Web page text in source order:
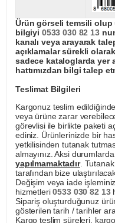
Ürün görseli temsili olup
bilgiyi 0533 030 82 13
kanalı veya arayarak
açıklamalar sürekli
sadece kataloglarda yer
hattımızdan bilgi talep
Teslimat Bilgileri
Kargonuz teslim
veya ürüne zarar
görevlisi ile birlikte paketi
ediniz. Ürünlerinizde bir
yetkilisinden tutanak
almayınız. Aksi
yapılmamaktadır.
tarafından bize
Değişim veya iade
hizmetleri0533 030 82 13
Sipariş oluşturduğunuz
gösterilen tarih / tarihler
Kargo teslim süreleri,